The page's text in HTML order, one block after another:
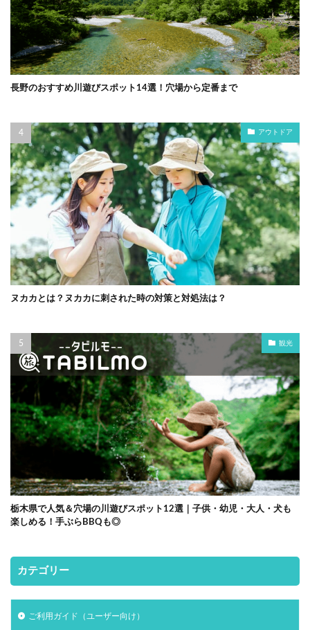
長野のおすすめ川遊びスポット14選！穴場から定番まで
アウトドア
ヌカカとは？ヌカカに刺された時の対策と対処法は？
観光
栃木県で人気＆穴場の川遊びスポット12選｜子供・幼児・大人・犬も
楽しめる！手ぶらBBQも◎
カテゴリー
ご利用ガイド（ユーザー向け）